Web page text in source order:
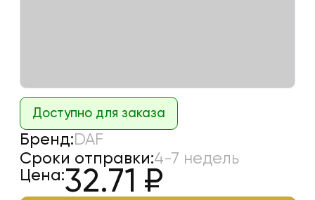
Доступно для заказа
Бренд:DAF
Сроки отправки:4-7 недель
Цена:32.71 ₽